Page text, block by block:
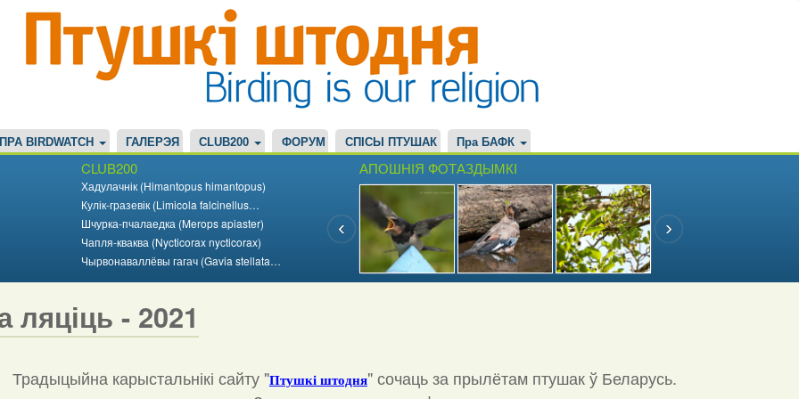
ПРА BIRDWATCH ГАЛЕРЭЯ CLUB200 ФОРУМ СПІСЫ ПТУШАК Пра БАФК
CLUB200
Хадулачнік (Himantopus himantopus)
Кулік-гразевік (Limicola falcinellus…
Шчурка-пчалаедка (Merops apiaster)
Чапля-кваква (Nycticorax nycticorax)
Чырвонаваллёвы гагач (Gavia stellata…
АПОШНІЯ ФОТАЗДЫМКІ
ляціць - 2021
Традыцыйна карыстальнікі сайту "Птушкі штодня"сочаць за прылётам птушак ў Беларусь.